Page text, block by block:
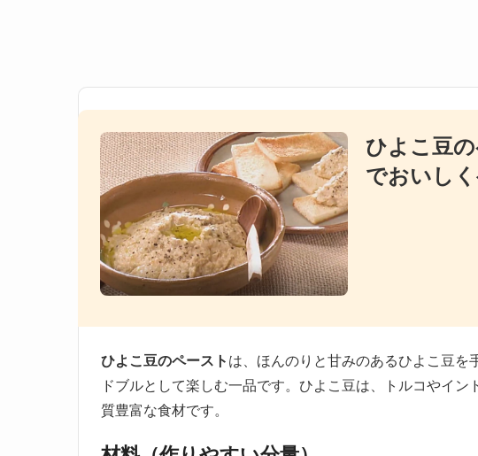
ひよこ豆
でおいしく
ひよこ豆のペースト は、ほんのりと甘みのあるひよこ豆を
ドブルとして楽しむ一品です。ひよこ豆は、トルコやイン
質豊富な食材です。